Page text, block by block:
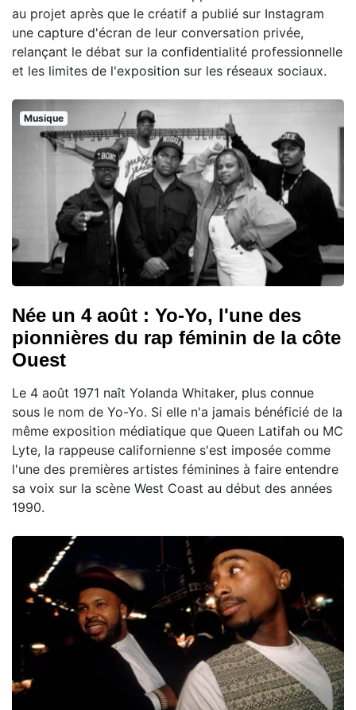
au projet après que le créatif a publié sur Instagram
une capture d'écran de leur conversation privée,
relançant le débat sur la confidentialité professionnelle
et les limites de l'exposition sur les réseaux sociaux.
Musique
Née un 4 août : Yo-Yo, l'une des
pionnières du rap féminin de la côte
Ouest
Le 4 août 1971 naît Yolanda Whitaker, plus connue
sous le nom de Yo-Yo. Si elle n'a jamais bénéficié de la
même exposition médiatique que Queen Latifah ou MC
Lyte, la rappeuse californienne s'est imposée comme
l'une des premières artistes féminines à faire entendre
sa voix sur la scène West Coast au début des années
1990.